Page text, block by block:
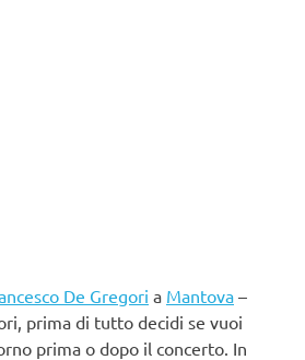
De Gregori a Mantova –
prima di tutto decidi se vuoi
prima o dopo il concerto. In